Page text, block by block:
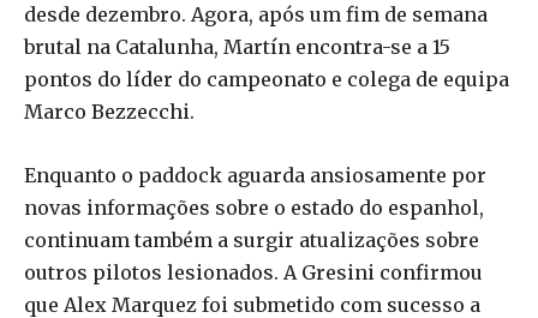
desde dezembro. Agora, após um fim de semana
brutal na Catalunha, Martín encontra-se a 15
pontos do líder do campeonato e colega de equipa
Marco Bezzecchi.
Enquanto o paddock aguarda ansiosamente por
novas informações sobre o estado do espanhol,
continuam também a surgir atualizações sobre
outros pilotos lesionados. A Gresini confirmou
que Alex Marquez foi submetido com sucesso a